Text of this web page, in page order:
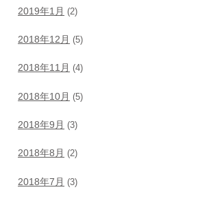
2019年1月 (2)
2018年12月 (5)
2018年11月 (4)
2018年10月 (5)
2018年9月 (3)
2018年8月 (2)
2018年7月 (3)